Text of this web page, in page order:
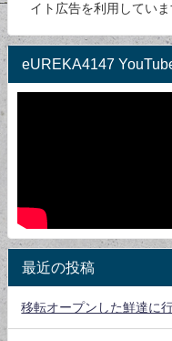
イト広告を利用していま
eUREKA4147
最近の投稿
移転オープンした鮮達に